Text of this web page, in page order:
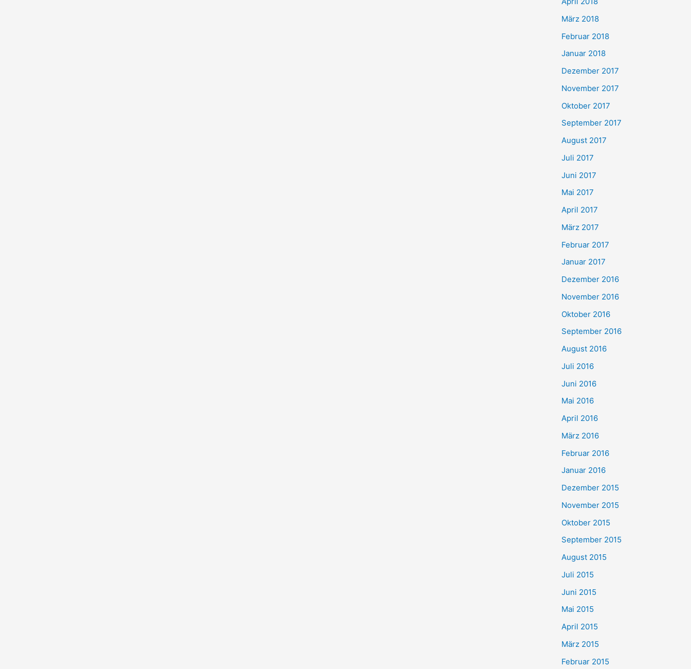
März 2018
Februar 2018
Januar 2018
Dezember 2017
November 2017
Oktober 2017
September 2017
August 2017
Juli 2017
Juni 2017
Mai 2017
April 2017
März 2017
Februar 2017
Januar 2017
Dezember 2016
November 2016
Oktober 2016
September 2016
August 2016
Juli 2016
Juni 2016
Mai 2016
April 2016
März 2016
Februar 2016
Januar 2016
Dezember 2015
November 2015
Oktober 2015
September 2015
August 2015
Juli 2015
Juni 2015
Mai 2015
April 2015
März 2015
Februar 2015